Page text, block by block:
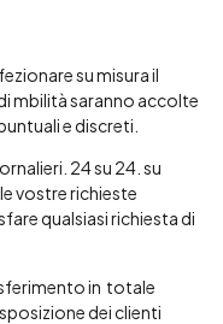
su misura il
mbilità saranno accolte
e discreti.
24 su 24. su
vostre richieste
qualsiasi richiesta di
in totale
dei clienti